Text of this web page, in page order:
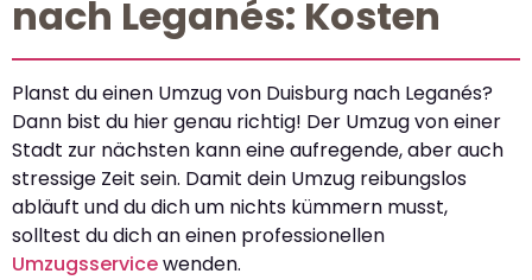
nach Leganés: Kosten
Planst du einen Umzug von Duisburg nach Leganés?
Dann bist du hier genau richtig! Der Umzug von einer
Stadt zur nächsten kann eine aufregende, aber auch
stressige Zeit sein. Damit dein Umzug reibungslos
abläuft und du dich um nichts kümmern musst,
solltest du dich an einen professionellen
Umzugsservicewenden.